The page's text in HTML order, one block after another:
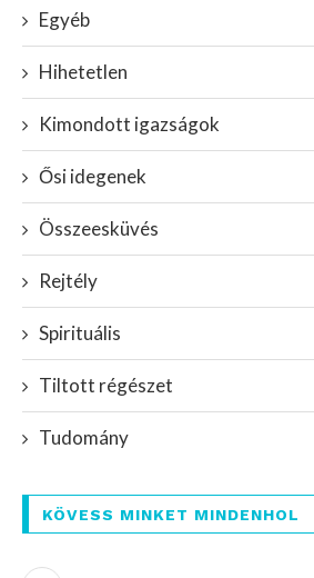
Egyéb
Hihetetlen
Kimondott igazságok
Ősi idegenek
Összeesküvés
Rejtély
Spirituális
Tiltott régészet
Tudomány
KÖVESS MINKET MINDENHOL